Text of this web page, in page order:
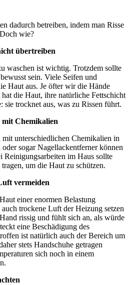
dadurch betreiben, indem man Risse
wie?
übertreiben
waschen ist wichtig. Trotzdem sollte
sein. Viele Seifen und
Haut aus. Je öfter wir die Hände
die Haut, ihre natürliche Fettschicht
sie trocknet aus, was zu Rissen führt.
Chemikalien
unterschiedlichen Chemikalien in
sogar Nagellackentferner können
Reinigungsarbeiten im Haus sollte
um die Haut zu schützen.
vermeiden
einer enormen Belastung
trockene Luft der Heizung setzen
rissig und fühlt sich an, als würde
eine Beschädigung des
ist natürlich auch der Bereich um
stets Handschuhe getragen
sich noch in einem